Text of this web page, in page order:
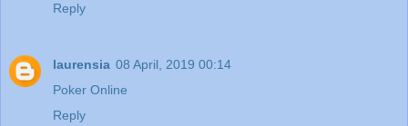
Reply
laurensia 08 April, 2019 00:14
Poker Online
Reply